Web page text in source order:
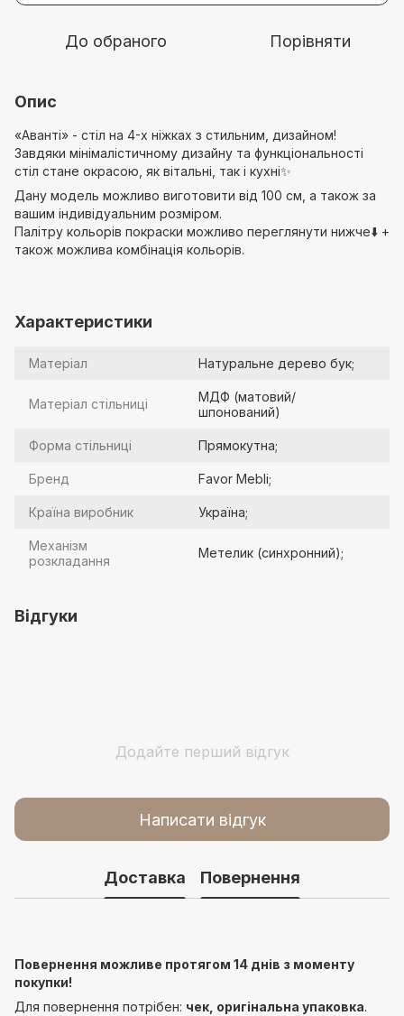
До обраного Порівняти
Опис
«Аванті» - стіл на 4-х ніжках з стильним, дизайном!
Завдяки мінімалістичному дизайну та функціональності
стіл стане окрасою, як вітальні, так і кухні✨
Дану модель можливо виготовити від 100 см, а також за
вашим індивідуальним розміром.
Палітру кольорів покраски можливо переглянути нижче⬇️ +
також можлива комбінація кольорів.
Характеристики
Матеріал Натуральне дерево бук;
Матеріал стільниці
МДФ (матовий/
шпонований)
Форма стільниці Прямокутна;
Бренд Favor Mebli;
Країна виробник Україна;
Механізм
розкладання
Метелик (синхронний);
Відгуки
Додайте перший відгук
Написати відгук
Доставка Повернення
Повернення можливе протягом 14 днів з моменту
покупки!
Для повернення потрібен: чек, оригінальна упаковка.